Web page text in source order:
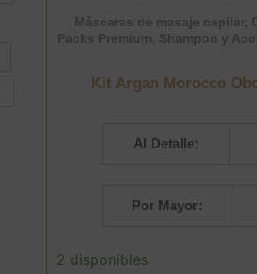
Máscaras de masaje capilar,
Packs Premium, Shampoo y
Kit Argan Morocco
Al Detalle:
Por Mayor:
2 disponibles
Kit